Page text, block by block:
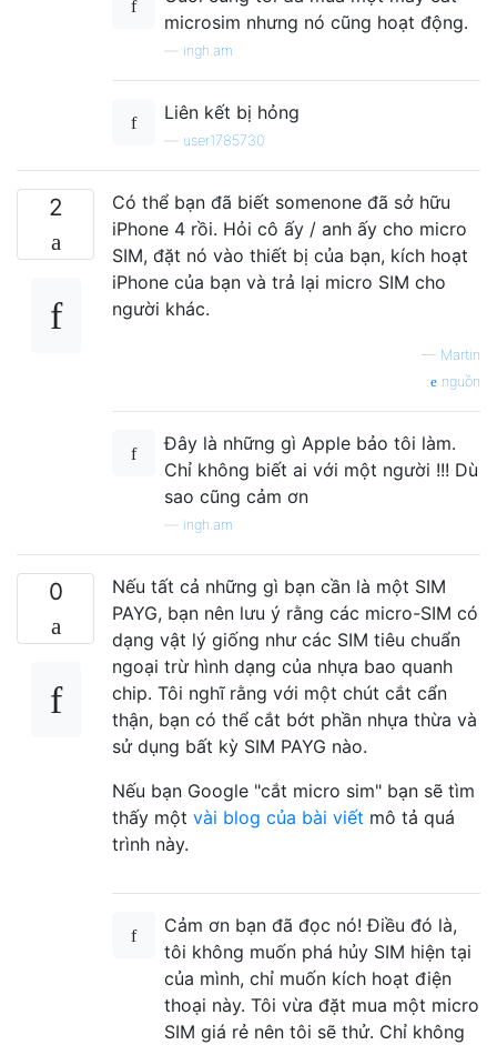
microsim nhưng nó cũng hoạt động.
ingh.am
Liên kết bị hỏng
user1785730
2
Có thể bạn đã biết somenone đã sở hữu
iPhone 4 rồi. Hỏi cô ấy / anh ấy cho micro
SIM, đặt nó vào thiết bị của bạn, kích hoạt
iPhone của bạn và trả lại micro SIM cho
người khác.
— Martin
nguồn
Đây là những gì Apple bảo tôi làm.
Chỉ không biết ai với một người !!! Dù
sao cũng cảm ơn
ingh.am
0
Nếu tất cả những gì bạn cần là một SIM
PAYG, bạn nên lưu ý rằng các micro-SIM có
dạng vật lý giống như các SIM tiêu chuẩn
ngoại trừ hình dạng của nhựa bao quanh
chip. Tôi nghĩ rằng với một chút cắt cẩn
thận, bạn có thể cắt bớt phần nhựa thừa và
sử dụng bất kỳ SIM PAYG nào.
Nếu bạn Google "cắt micro sim" bạn sẽ tìm
thấy một vài blog của bài viết mô tả quá
trình này.
Cảm ơn bạn đã đọc nó! Điều đó là,
tôi không muốn phá hủy SIM hiện tại
của mình, chỉ muốn kích hoạt điện
thoại này. Tôi vừa đặt mua một micro
SIM giá rẻ nên tôi sẽ thử. Chỉ không